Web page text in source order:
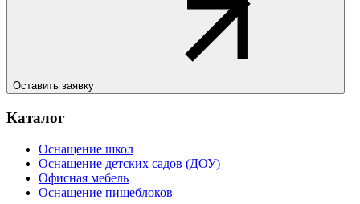
Оставить заявку
Каталог
Оснащение школ
Оснащение детских садов (ДОУ)
Офисная мебель
Оснащение пищеблоков